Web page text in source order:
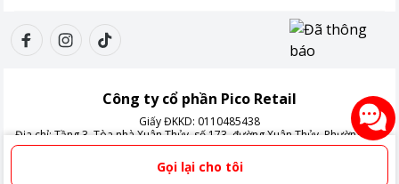
Gọi lại cho tôi
Công ty cổ phần Pico Retail
Giấy ĐKKD: 0110485438
Địa chỉ:Tầng 3, Tòa nhà Xuân Thủy, số 173, đường Xuân Thủy, Phường Cầu
Giấy, Thành phố Hà Nội, Việt Nam